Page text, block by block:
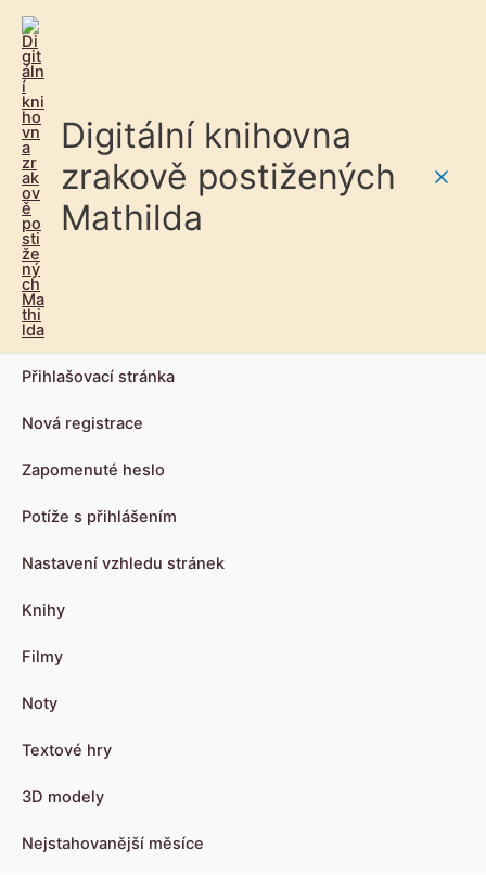
Digitální knihovna
zrakově postižených
Mathilda
Přihlašovací stránka
Nová registrace
Zapomenuté heslo
Potíže s přihlášením
Nastavení vzhledu stránek
Knihy
Filmy
Noty
Textové hry
3D modely
Nejstahovanější měsíce